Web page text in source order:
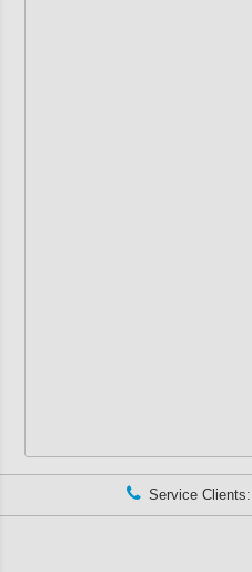
Service Clients: